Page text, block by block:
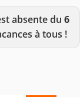
absente du 6
à tous !